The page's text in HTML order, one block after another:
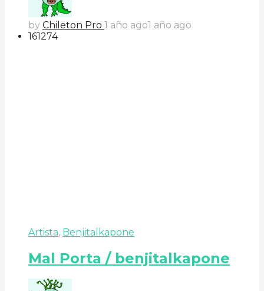
by Chileton Pro 1 año ago1 año ago
161274
Artista, Benjitalkapone
Mal Porta / benjitalkapone